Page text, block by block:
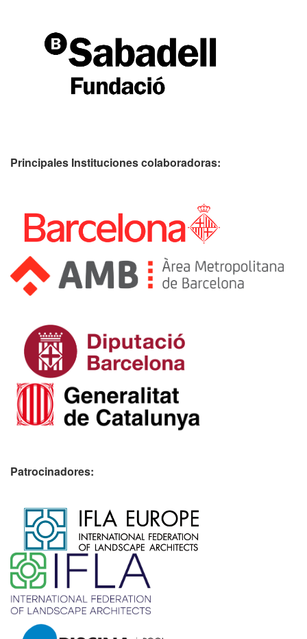
Principales Instituciones colaboradoras:
Patrocinadores: